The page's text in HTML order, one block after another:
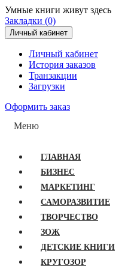
Умные книги живут здесь
Закладки (0)
Личный кабинет
Личный кабинет
История заказов
Транзакции
Загрузки
Оформить заказ
Меню
ГЛАВНАЯ
БИЗНЕС
МАРКЕТИНГ
САМОРАЗВИТИЕ
ТВОРЧЕСТВО
ЗОЖ
ДЕТСКИЕ КНИГИ
КРУГОЗОР